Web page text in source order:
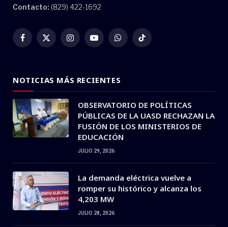
Contacto: (829) 422-1692
Facebook
X
InstagramYouTubeWhatsAppTikTok
NOTICIAS MÁS RECIENTES
OBSERVATORIO DE POLÍTICAS
PÚBLICAS DE LA UASD RECHAZAN LA
FUSIÓN DE LOS MINISTERIOS DE
EDUCACIÓN
JULIO 29, 2026
La demanda eléctrica vuelve a
romper su histórico y alcanza los
4,203 MW
JULIO 28, 2026